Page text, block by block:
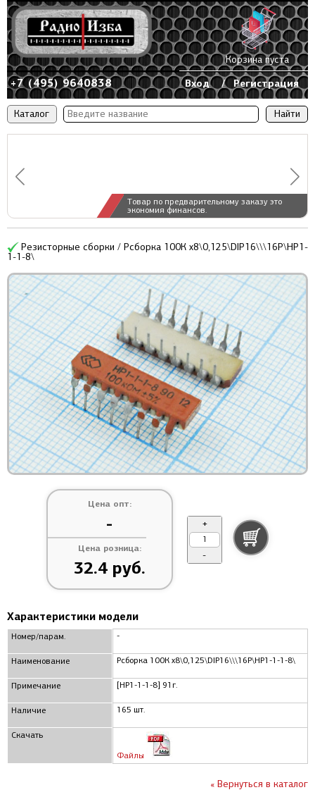
Каталог
Товар по предварительному заказу это
экономия финансов.
+7 (495) 9640838 Вход / Регистрация
Корзина пуста
Резисторные сборки / Рсборка 100К x8\0,125\DIP16\\\16P\НР1-
1-1-8\
Цена опт:
-
Цена розница:
32.4 руб.
+
-
Характеристики модели
Номер/парам.
Наименование
Примечание
Наличие
Скачать
-
Рсборка 100К x8\0,125\DIP16\\\16P\НР1-1-1-8\
[НР1-1-1-8] 91г.
165 шт.
Файлы
« Вернуться в каталог